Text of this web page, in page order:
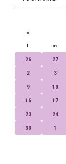
«
l. m.
26 27
2 3
9 10
16 17
23 24
30 1